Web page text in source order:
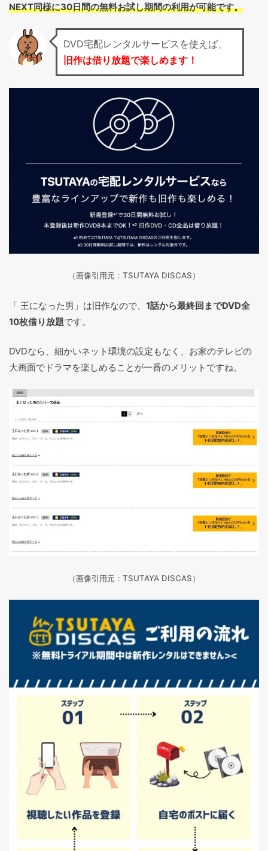
NEXT同様に30日間の無料お試し期間の利用が可能です。
DVD宅配レンタルサービスを使えば、
旧作は借り放題で楽しめます！
（画像引用元：TSUTAYA DISCAS）
「 王になった男」は旧作なので、 1話から最終回までDVD全
10枚借り放題です。
DVDなら、細かいネット環境の設定もなく、お家のテレビの
大画面でドラマを楽しめることが一番のメリットですね。
（画像引用元：TSUTAYA DISCAS）